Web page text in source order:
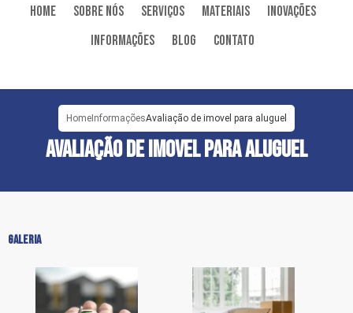
Home Sobre Nós Serviços Materiais
Inovações
Informações
Blog Contato
AVALIAÇÃO DE IMOVEL PARA ALUGUEL
Home InformaçõesAvaliação de imovel para aluguel
GALERIA